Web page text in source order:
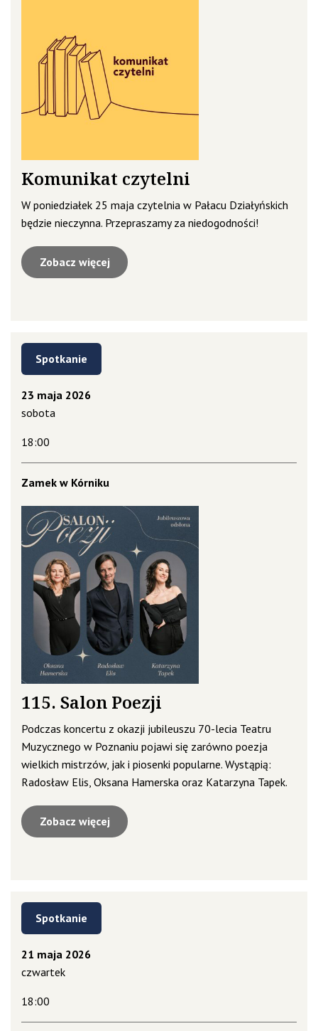
Komunikat czytelni
W poniedziałek 25 maja czytelnia w Pałacu Działyńskich
będzie nieczynna. Przepraszamy za niedogodności!
Zobacz więcej
Spotkanie
23 maja 2026
sobota
18:00
Zamek w Kórniku
115. Salon Poezji
Podczas koncertu z okazji jubileuszu 70-lecia Teatru
Muzycznego w Poznaniu pojawi się zarówno poezja
wielkich mistrzów, jak i piosenki popularne. Wystąpią:
Radosław Elis, Oksana Hamerska oraz Katarzyna Tapek.
Zobacz więcej
Spotkanie
21 maja 2026
czwartek
18:00